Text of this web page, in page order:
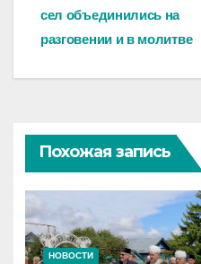
по
записям
сел объединились на
разговении и в молитве
Похожая запись
НОВОСТИ